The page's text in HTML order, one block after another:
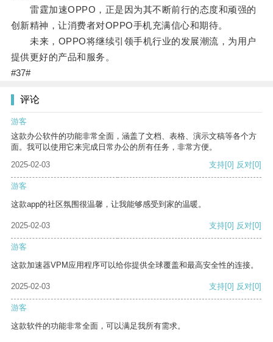
雷霆加速OPPO，正是因为其不断前行的态度和顽强的
创新精神，让消费者对OPPO手机充满信心和期待。
未来，OPPO将继续引领手机行业的发展潮流，为用户
提供更好的产品和服务。
#37#
评论
游客
这款办公软件的功能非常全面，涵盖了文档、表格、演示文稿等各个方
面。我可以使用它来完成日常办公的所有任务，非常方便。
2025-02-03
支持[0] 反对[0]
游客
这款app的社区氛围很温馨，让我能够感受到家的温暖。
2025-02-03 支持[0] 反对[0]
游客
这款加速器VPM应用程序可以给你提供全球覆盖和最高安全性的连接。
2025-02-03 支持[0] 反对[0]
游客
这款软件的功能非常全面，可以满足我所有需求。